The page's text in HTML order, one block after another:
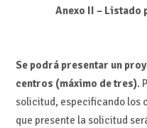
Anexo II – Listado
Se podrá presentar un
centros (máximo de tres).
solicitud, especificando los
que presente la solicitud